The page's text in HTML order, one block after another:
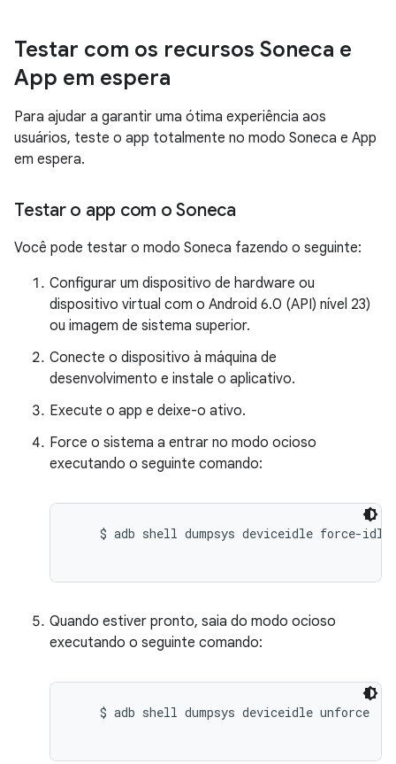
Testar com os recursos Soneca e
App em espera
Para ajudar a garantir uma ótima experiência aos
usuários, teste o app totalmente no modo Soneca e App
em espera.
Testar o app com o Soneca
Você pode testar o modo Soneca fazendo o seguinte:
Configurar um dispositivo de hardware ou
dispositivo virtual com o Android 6.0 (API) nível 23)
ou imagem de sistema superior.
Conecte o dispositivo à máquina de
desenvolvimento e instale o aplicativo.
Execute o app e deixe-o ativo.
Force o sistema a entrar no modo ocioso
executando o seguinte comando:
    $ adb shell dumpsys deviceidle force-idle
Quando estiver pronto, saia do modo ocioso
executando o seguinte comando:
    $ adb shell dumpsys deviceidle unforce